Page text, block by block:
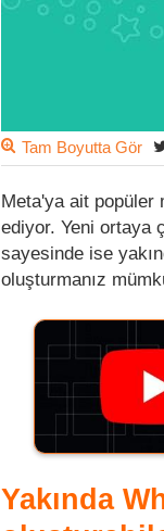
Tam Boyutta Gör
Meta'ya ait popüler
ediyor. Yeni ortaya
sayesinde ise
oluşturmanız
Yakında